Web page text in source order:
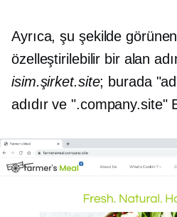
Ayrıca, şu şekilde
özelleştirilebilir bir alan
isim.şirket.site; burada
adıdır ve ".company.site"